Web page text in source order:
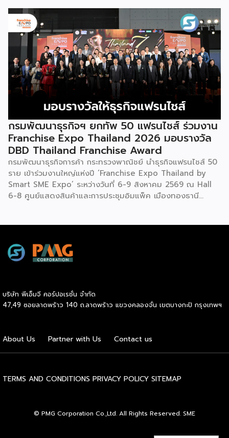
โจว” ซึ่งทรงคุณค่าเป็นยิ่งกว่าการแสดง เพราะทำหน้าที่จดบันทึก
ประวัติศาสตร์การอพยพย้ายถิ่นฐาน สะท้อนภูมิปัญญาทาง
วัฒนธรรมอันรุ่มรวย และตอกย้ำจิตวิญญาณอันแข็งแกร่งของ
ชนเผ่าเหมียวไว้ได้อย่างงดงาม ตำนานเล่าว่า ยามอพยพย้าย
ถิ่นฐานในอดีตกาล เส้นทางของชาวเหมียวต้องเผชิญกับเทือกเขา
สูงชันและพงหนามรกร้าง เพื่อเปิดทางให้เพื่อนพ้องเดินทางผ่าน
พงไพร เหล่าผู้กล้าหาญจึงใช้ร่างกายของตนกลิ้งทับพงหนาม
อย่างไม่เกรงกลัวเพื่อถางทางให้คนในเผ่า ด้วยเหตุนี้ คนรุ่นหลังจึง
ได้จำลองท่วงท่าการกลิ้งตัวดังกล่าวมาต่อยอดและรังสรรค์เป็น
ระบำลู่เซิงอันเป็นเอกลักษณ์ เพื่อรำลึกถึงความกล้าหาญและหยาด
เหงื่อแรงกายของบรรพบุรุษ โดยทุกท่วงท่าการกลิ้งตัวคือการ
คารวะต่อบรรพชน และทุกการกระโดดสะท้อนถึงจิตวิญญาณอัน
แรงกล้าของชนเผ่าเหมียว กุนซานจูถือเป็นหนึ่งในศิลปะการ
เต้นรำที่ปราบเซียนและท้าทายที่สุดของชนเผ่าเหมียว ผู้แสดงจะ
สวมเสื้อนอกสีขาวปักลายอันประณีต และสวมหมวกขนไก่ฟ้า
พร้อมบรรเลงลู่เซิงแบบ 6 ท่อ จุดที่ท้าทายที่สุดคือเสียงเพลงจะ
ต้องพลิ้วไหวอย่างต่อเนื่อง นักเต้นจึงต้องเป่าลู่เซิงอย่าง
สม่ำเสมอโดยไม่สะดุด แม้ในยามที่ต้องโลดโผนด้วยท่วงท่าที่ยาก
เป็นท่านางแอ่นบิน พีระมิดมนุษย์ หรือท่ามังกรพลิกกาย การ
ผสานท่วงทำนอง การเคลื่อนไหว ลมหายใจ และพละกำลังเข้าด้วย
กันอย่างสมบูรณ์แบบนี้เอง ที่หล่อหลอมให้เกิดเป็นสุนทรียศาสตร์
ทศวรรษ 1990 เป็นต้นมา กุนซานจูได้รับการยอมรับอย่างกว้าง
ขวางทั้งในและต่างประเทศ […]
กรมพัฒนาธุรกิจฯ ยกทัพ 50 แฟรนไชส์ ร่วมงาน
Franchise Expo Thailand 2026 มอบรางวัล
DBD Thailand Franchise Award
กรมพัฒนาธุรกิจการค้า กระทรวงพาณิชย์ นำธุรกิจแฟรนไชส์ 50
ราย เข้าร่วมงานใหญ่แห่งปี ‘Franchise Expo Thailand by
Smart SME Expo’ ระหว่างวันที่ 6-9 สิงหาคม 2569 ณ Hall
6-8 ศูนย์แสดงสินค้าและการประชุมอิมแพ็ค เมืองทองธานี
“งานแฟรนไชส์ เอ็กซ์โป ไทยแลนด์ บาย สมาร์ท เอสเอ็มอี เอ็กซ์
โป (Franchise Expo Thailand by Smart SME Expo)” ซึ่ง
เจ้าของธุรกิจที่ต้องการขยายกิจการผ่านระบบแฟรนไชส์ […]
บริษัท พีเอ็มจี คอร์ปอเรชั่น จำกัด
47,49 ซอยลาดพร้าว 140 ถ.ลาดพร้าว แขวงคลองจั่น เขตบางกะปิ กรุงเทพฯ
About Us Partner with Us Contact us
TERMS AND CONDITIONS PRIVACY POLICY SITEMAP
© PMG Corporation Co.,Ltd. All Rights Reserved. SME